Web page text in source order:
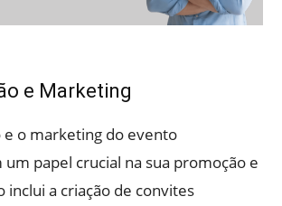
e Marketing
e o marketing do evento
papel crucial na sua promoção e
inclui a criação de convites